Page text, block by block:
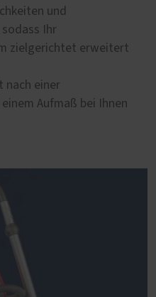
und
Ihr
zielgerichtet erweitert
nach einer
Aufmaß bei Ihnen